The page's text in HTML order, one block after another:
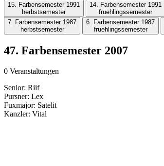
15. Farbensemester 1991
herbstsemester
14. Farbensemester 1991
fruehlingssemester
7. Farbensemester 1987
herbstsemester
6. Farbensemester 1987
fruehlingssemester
47. Farbensemester 2007
0 Veranstaltungen
Senior: Riif
Pursner: Lex
Fuxmajor: Satelit
Kanzler: Vital